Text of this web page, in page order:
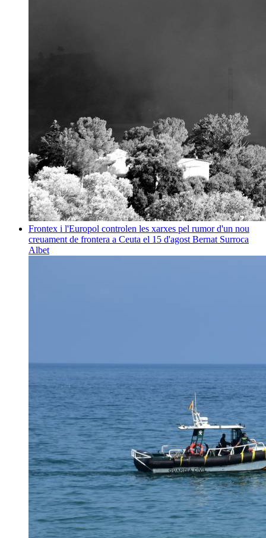
Frontex i l'Europol controlen les xarxes pel rumor d'un nou
creuament de frontera a Ceuta el 15 d'agost Bernat Surroca
Albet